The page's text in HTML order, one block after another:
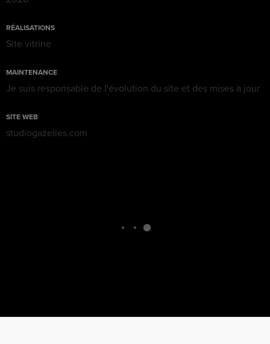
RÉALISATIONS
Site vitrine
MAINTENANCE
Je suis responsable de l'évolution du site et des mises à jour
SITE WEB
studiogazelles.com